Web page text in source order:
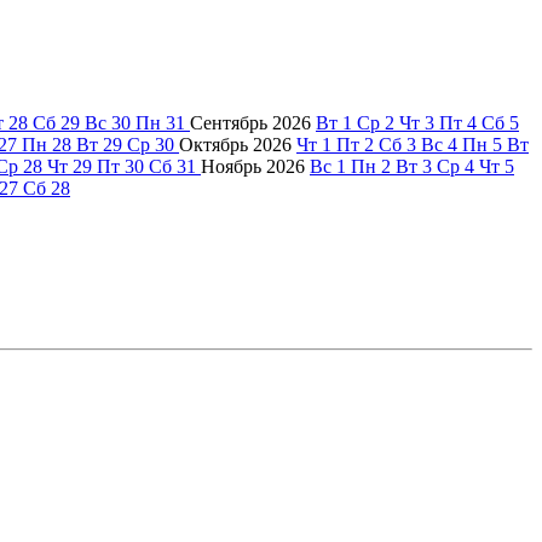
28 Сб 29 Вс 30 Пн 31 Сентябрь 2026 Вт 1 Ср 2 Чт 3 Пт 4 Сб 5
27 Пн 28 Вт 29 Ср 30 Октябрь 2026 Чт 1 Пт 2 Сб 3 Вс 4 Пн 5 Вт
28 Чт 29 Пт 30 Сб 31 Ноябрь 2026 Вс 1 Пн 2 Вт 3 Ср 4 Чт 5
27 Сб 28